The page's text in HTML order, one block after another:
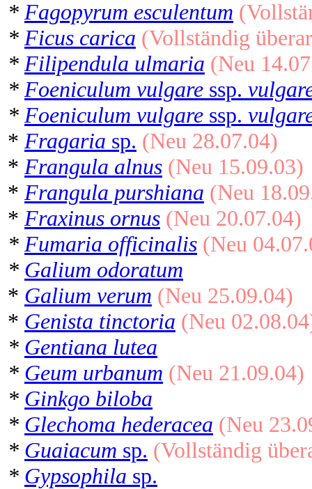
* Fagopyrum esculentum
* Ficus carica (Vollständig
* Filipendula ulmaria (Neu
* Foeniculum vulgare ssp.
* Foeniculum vulgare ssp.
* Fragaria sp. (Neu 28.07.04)
* Frangula alnus (Neu 15.09.03)
* Frangula purshiana (Neu
* Fraxinus ornus (Neu 20.07.04)
* Fumaria officinalis (Neu
* Galium odoratum
* Galium verum (Neu 25.09.04)
* Genista tinctoria (Neu
* Gentiana lutea
* Geum urbanum (Neu 21.09.04)
* Ginkgo biloba
* Glechoma hederacea (Neu
* Guaiacum sp. (Vollständig
* Gypsophila sp.